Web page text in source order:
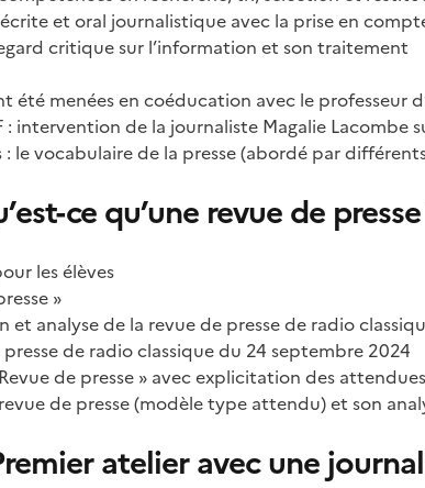
écrite et oral journalistique avec la prise en
critique sur l’information et son traitement
été menées en coéducation avec le
: intervention de la journaliste Magalie Lacombe
: le vocabulaire de la presse (abordé par
ce qu’une revue de
les élèves
»
et analyse de la revue de presse de radio
de radio classique du 24 septembre 2024
de presse » avec explicitation des
de presse (modèle type attendu) et son
atelier avec une